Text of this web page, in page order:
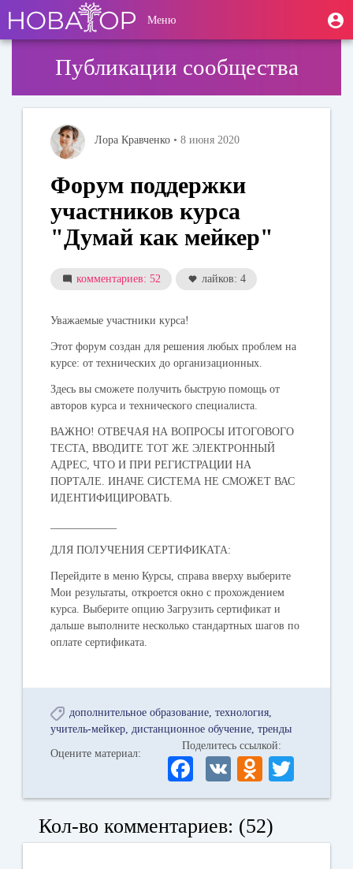
основному
содержанию
User
account
Меню
Публикации сообщества
Лора Кравченко • 8 июня 2020
Форум поддержки
участников курса
"Думай как мейкер"
комментариев: 52 лайков: 4
Уважаемые участники курса!
Этот форум создан для решения любых проблем на
курсе: от технических до организационных.
Здесь вы сможете получить быструю помощь от
авторов курса и технического специалиста.
ВАЖНО! ОТВЕЧАЯ НА ВОПРОСЫ ИТОГОВОГО
ТЕСТА, ВВОДИТЕ ТОТ ЖЕ ЭЛЕКТРОННЫЙ
АДРЕС, ЧТО И ПРИ РЕГИСТРАЦИИ НА
ПОРТАЛЕ. ИНАЧЕ СИСТЕМА НЕ СМОЖЕТ ВАС
ИДЕНТИФИЦИРОВАТЬ.
ДЛЯ ПОЛУЧЕНИЯ СЕРТИФИКАТА:
Перейдите в меню Курсы, справа вверху выберите
Мои результаты, откроется окно с прохождением
курса. Выберите опцию Загрузить сертификат и
дальше выполните несколько стандартных шагов по
оплате сертификата.
дополнительное образование технология
учитель-мейкер дистанционное обучение тренды
Оцените материал:
Поделитесь ссылкой:
Fa
ce
bo
ok
V
K
O
dn
ok
la
wi
r
Кол-во комментариев: (52)